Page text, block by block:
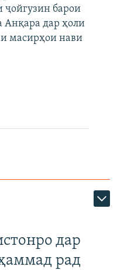
ҷойгузин барои
Анқара дар ҳоли
масирҳои нави
дар
рад